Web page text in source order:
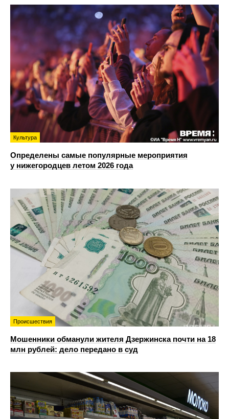
Культура
Определены самые популярные мероприятия
у нижегородцев летом 2026 года
Происшествия
Мошенники обманули жителя Дзержинска почти на 18
млн рублей: дело передано в суд